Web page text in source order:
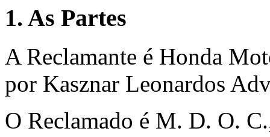
1. As Partes
A Reclamante é Honda
por Kasznar Leonardos
O Reclamado é M. D. O.